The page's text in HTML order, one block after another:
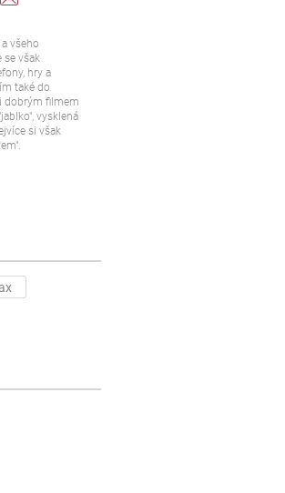
všeho
se však
hry a
také do
dobrým filmem
vysklená
si však